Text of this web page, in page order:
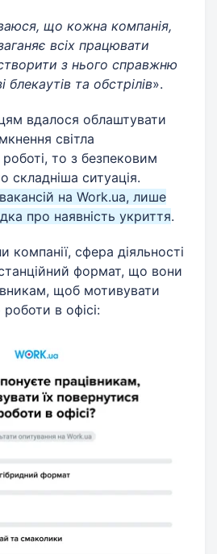
що кожна компанія,
всіх працювати
з нього справжню
та обстрілів».
вдалося облаштувати
світла
то з безпековим
складніша ситуація.
на Work.ua, лише
про наявність укриття.
сфера діяльності
формат, що вони
щоб мотивувати
в офісі: